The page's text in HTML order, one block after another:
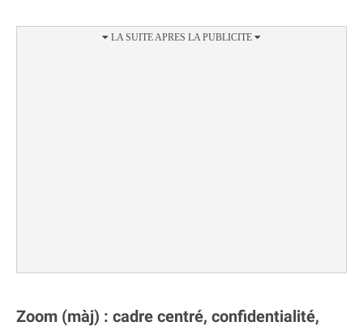
Zoom (màj) : cadre centré, confidentialité,